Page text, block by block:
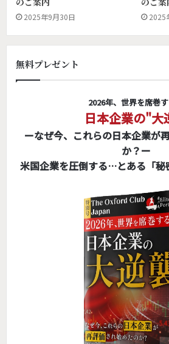
2025年9月30日 2025
無料プレゼント
2026年、世界を席巻
日本企業の"大
ーなぜ今、これらの日本企業が
か？ー
米国企業を圧倒する…とある「秘